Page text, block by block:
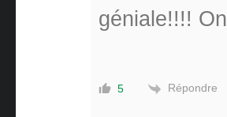
géniale!!!! On
5 Répondre